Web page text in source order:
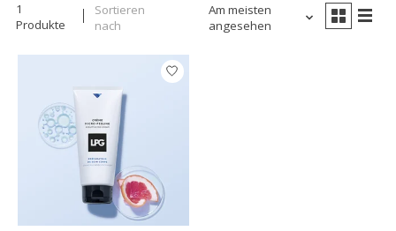
1
Produkte
Sortieren
nach
Am meisten
angesehen